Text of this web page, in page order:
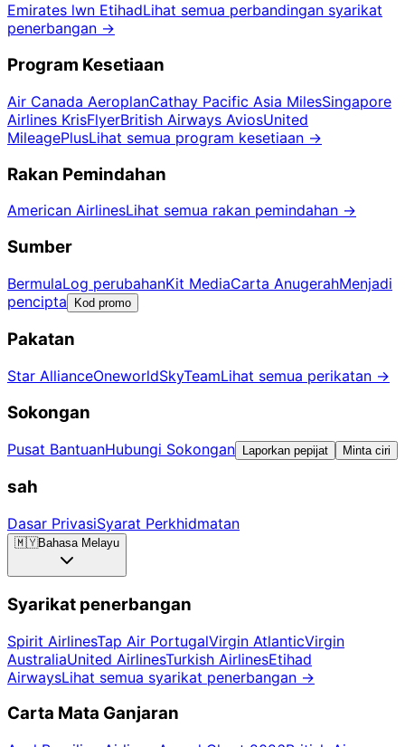
Emirates lwn EtihadLihat semua perbandingan syarikat
penerbangan →
Program Kesetiaan
Air Canada AeroplanCathay Pacific Asia MilesSingapore
Airlines KrisFlyerBritish Airways AviosUnited
MileagePlusLihat semua program kesetiaan →
Rakan Pemindahan
American AirlinesLihat semua rakan pemindahan →
Sumber
BermulaLog perubahanKit MediaCarta AnugerahMenjadi
pencipta
Kod promo
Pakatan
Star AllianceOneworldSkyTeamLihat semua perikatan →
Sokongan
Pusat BantuanHubungi Sokongan Laporkan pepijat Minta ciri
sah
Dasar PrivasiSyarat Perkhidmatan
🇲🇾Bahasa Melayu
Syarikat penerbangan
Spirit AirlinesTap Air PortugalVirgin AtlanticVirgin
AustraliaUnited AirlinesTurkish AirlinesEtihad
AirwaysLihat semua syarikat penerbangan →
Carta Mata Ganjaran